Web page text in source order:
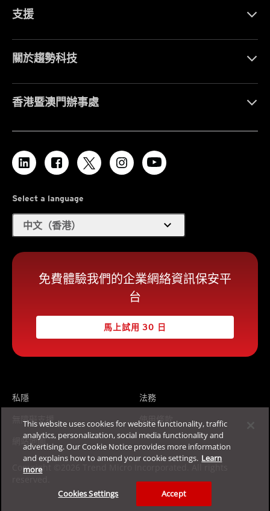
支援
關於趨勢科技
香港暨澳門辦事處
Select a language
中文（香港） expand_more
免費體驗我們的企業網絡資訊保安平
台
馬上試用 30 日
私隱
法務
無障礙支援
使用條款
網站地圖
Copyright ©2026 Trend Micro Incorporated. All rights
This website uses cookies for website functionality, traffic
analytics, personalization, social media functionality and
advertising. Our Cookie Notice provides more information
and explains how to amend your cookie settings. Learn
more
Cookies Settings Accept